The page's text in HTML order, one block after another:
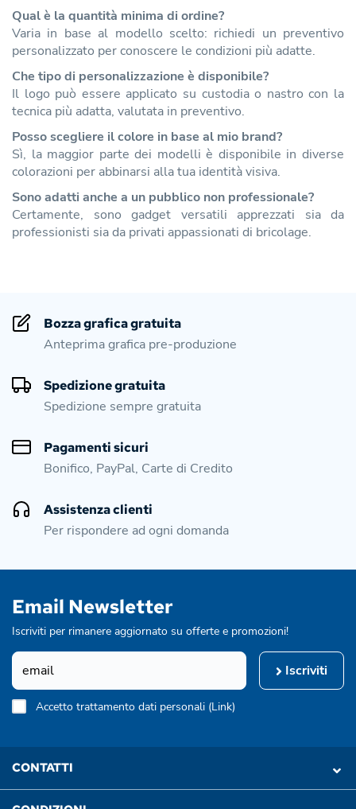
Qual è la quantità minima di ordine?
Varia in base al modello scelto: richiedi un preventivo
personalizzato per conoscere le condizioni più adatte.
Che tipo di personalizzazione è disponibile?
Il logo può essere applicato su custodia o nastro con la
tecnica più adatta, valutata in preventivo.
Posso scegliere il colore in base al mio brand?
Sì, la maggior parte dei modelli è disponibile in diverse
colorazioni per abbinarsi alla tua identità visiva.
Sono adatti anche a un pubblico non professionale?
Certamente, sono gadget versatili apprezzati sia da
professionisti sia da privati appassionati di bricolage.
Bozza grafica gratuita
Anteprima grafica pre-produzione
Spedizione gratuita
Spedizione sempre gratuita
Pagamenti sicuri
Bonifico, PayPal, Carte di Credito
Assistenza clienti
Per rispondere ad ogni domanda
Email Newsletter
Iscriviti per rimanere aggiornato su offerte e promozioni!
Iscriviti
Accetto trattamento dati personali (Link)
CONTATTI